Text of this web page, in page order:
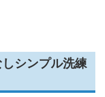
シンプル洗練